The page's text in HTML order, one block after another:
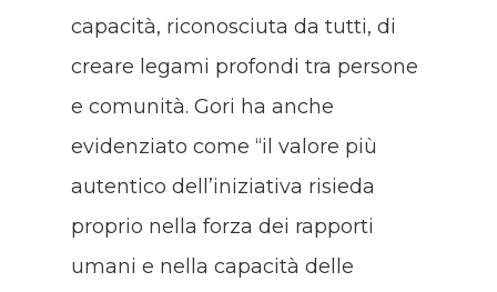
capacità, riconosciuta da tutti, di
creare legami profondi tra persone
e comunità. Gori ha anche
evidenziato come “il valore più
autentico dell’iniziativa risieda
proprio nella forza dei rapporti
umani e nella capacità delle